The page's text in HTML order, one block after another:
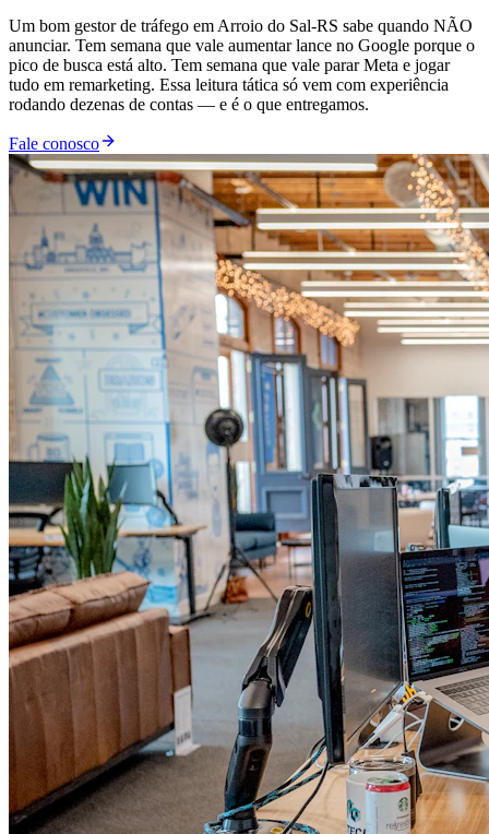
Um bom gestor de tráfego em Arroio do Sal-RS sabe quando NÃO
anunciar. Tem semana que vale aumentar lance no Google porque o
pico de busca está alto. Tem semana que vale parar Meta e jogar
tudo em remarketing. Essa leitura tática só vem com experiência
rodando dezenas de contas — e é o que entregamos.
Fale conosco